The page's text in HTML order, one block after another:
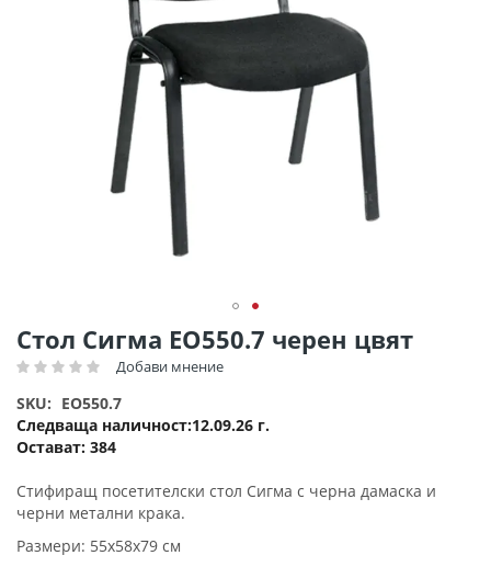
Стол Сигма ΕΟ550.7 черен цвят
Рейтинг: Добави мнение
Остават: 384
SKU
EO550.7
Следваща наличност 12.09.26 г.
Стифиращ посетителски стол Сигма с черна дамаска и
черни метални крака.
Размери: 55х58х79 см
Преминете
към
началото
на
галерия
със